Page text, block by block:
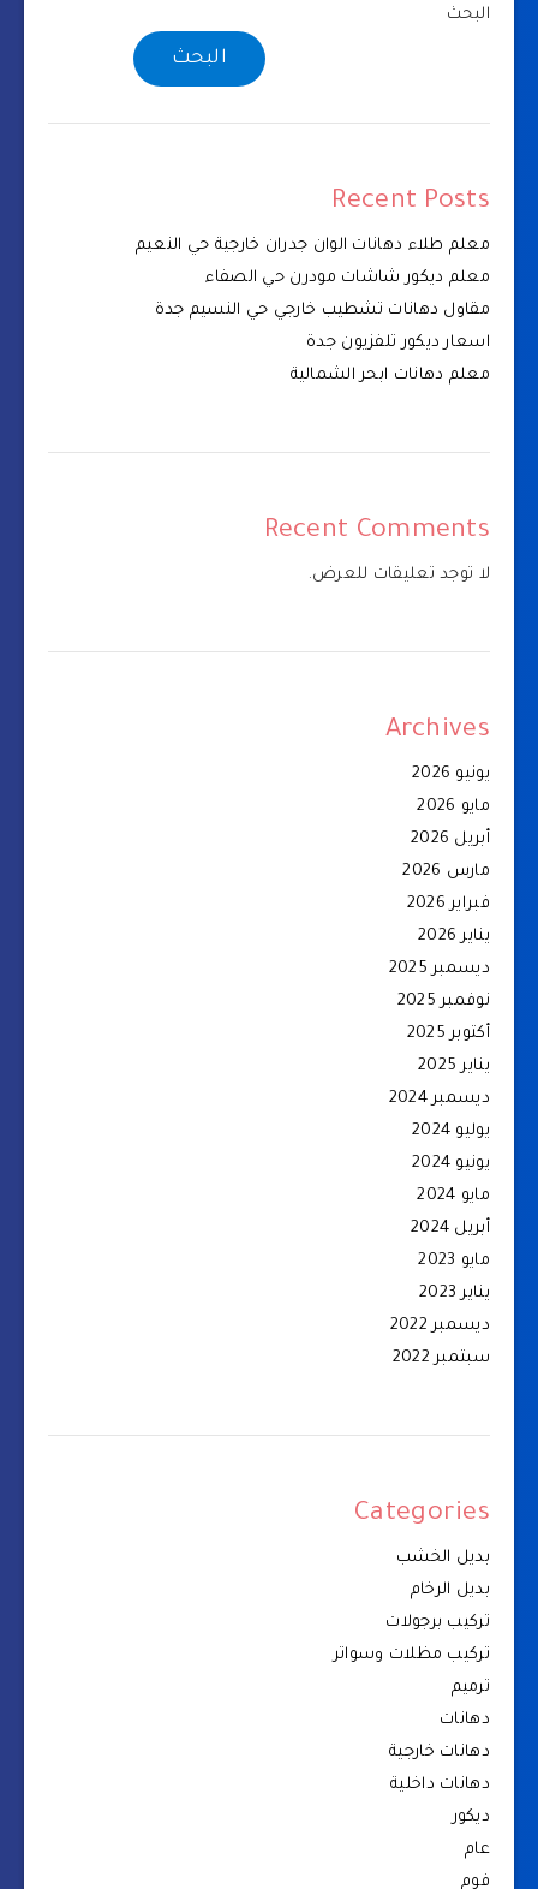
البحث
البحث
Recent Posts
معلم طلاء دهانات الوان جدران خارجية حي النعيم
معلم ديكور شاشات مودرن حي الصفاء
مقاول دهانات تشطيب خارجي حي النسيم جدة
اسعار ديكور تلفزيون جدة
معلم دهانات ابحر الشمالية
Recent Comments
لا توجد تعليقات للعرض.
Archives
يونيو 2026
مايو 2026
أبريل 2026
مارس 2026
فبراير 2026
يناير 2026
ديسمبر 2025
نوفمبر 2025
أكتوبر 2025
يناير 2025
ديسمبر 2024
يوليو 2024
يونيو 2024
مايو 2024
أبريل 2024
مايو 2023
يناير 2023
ديسمبر 2022
سبتمبر 2022
Categories
بديل الخشب
بديل الرخام
تركيب برجولات
تركيب مظلات وسواتر
ترميم
دهانات
دهانات خارجية
دهانات داخلية
ديكور
عام
فوم